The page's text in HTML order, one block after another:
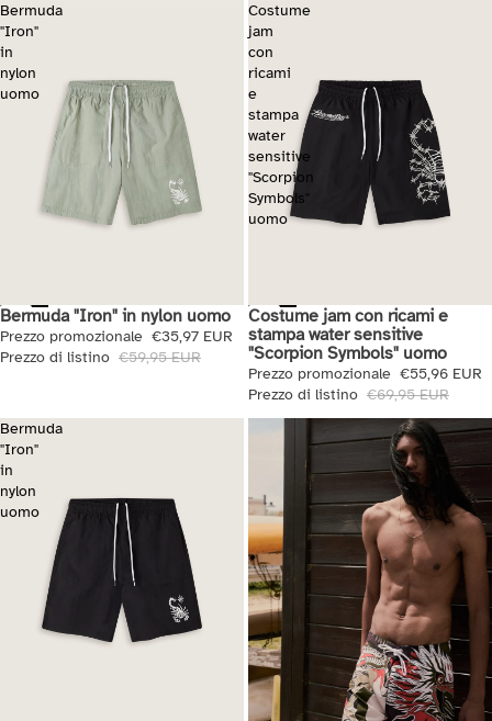
Bermuda
"Iron"
in
nylon
uomo
Saldi
Bermuda "Iron" in nylon uomo
Prezzo promozionale €35,97 EUR
Prezzo di listino €59,95 EUR
Costume
jam
con
ricami
e
stampa
water
sensitive
"Scorpion
Symbols"
uomo
Saldi
Costume jam con ricami e
stampa water sensitive
"Scorpion Symbols" uomo
Prezzo promozionale €55,96 EUR
Prezzo di listino €69,95 EUR
Bermuda
"Iron"
in
nylon
uomo